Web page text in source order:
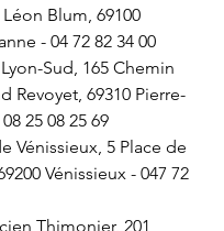
Léon Blum, 69100
- 04 72 82 34 00
Sud, 165 Chemin
Revoyet, 69310 Pierre-
25 08 25 69
Vénissieux, 5 Place de
Vénissieux - 047 72
Thimonier, 201